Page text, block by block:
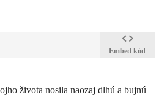
Embed kód
života nosila naozaj dlhú a bujnú